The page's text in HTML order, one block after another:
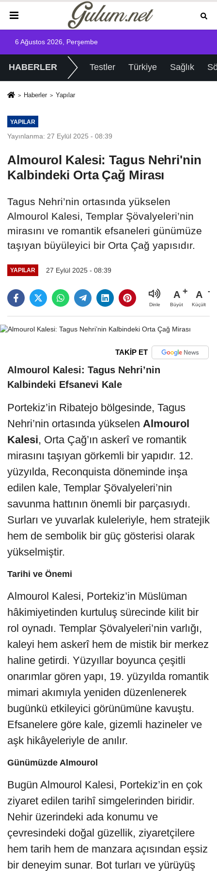
6 Ağustos 2026, Perşembe
HABERLER Testler Türkiye Sağlık
Haberler Yapılar
YAPILAR
Yayınlanma: 27 Eylül 2025 - 08:39
Almourol Kalesi: Tagus Nehri'nin
Kalbindeki Orta Çağ Mirası
Tagus Nehri’nin ortasında yükselen
Almourol Kalesi, Templar Şövalyeleri’nin
mirasını ve romantik efsaneleri günümüze
taşıyan büyüleyici bir Orta Çağ yapısıdır.
YAPILAR 27 Eylül 2025 - 08:39
Dinle
A
Büyüt
A
Küçült
TAKİP ET
Almourol Kalesi: Tagus Nehri’nin
Kalbindeki Efsanevi Kale
Portekiz’in Ribatejo bölgesinde, Tagus
Nehri’nin ortasında yükselen Almourol
Kalesi, Orta Çağ’ın askerî ve romantik
mirasını taşıyan görkemli bir yapıdır. 12.
yüzyılda, Reconquista döneminde inşa
edilen kale, Templar Şövalyeleri’nin
savunma hattının önemli bir parçasıydı.
Surları ve yuvarlak kuleleriyle, hem stratejik
hem de sembolik bir güç gösterisi olarak
yükselmiştir.
Tarihi ve Önemi
Almourol Kalesi, Portekiz’in Müslüman
hâkimiyetinden kurtuluş sürecinde kilit bir
rol oynadı. Templar Şövalyeleri’nin varlığı,
kaleyi hem askerî hem de mistik bir merkez
haline getirdi. Yüzyıllar boyunca çeşitli
onarımlar gören yapı, 19. yüzyılda romantik
mimari akımıyla yeniden düzenlenerek
bugünkü etkileyici görünümüne kavuştu.
Efsanelere göre kale, gizemli hazineler ve
aşk hikâyeleriyle de anılır.
Günümüzde Almourol
Bugün Almourol Kalesi, Portekiz’in en çok
ziyaret edilen tarihî simgelerinden biridir.
Nehir üzerindeki ada konumu ve
çevresindeki doğal güzellik, ziyaretçilere
hem tarih hem de manzara açısından eşsiz
bir deneyim sunar. Bot turları ve yürüyüş